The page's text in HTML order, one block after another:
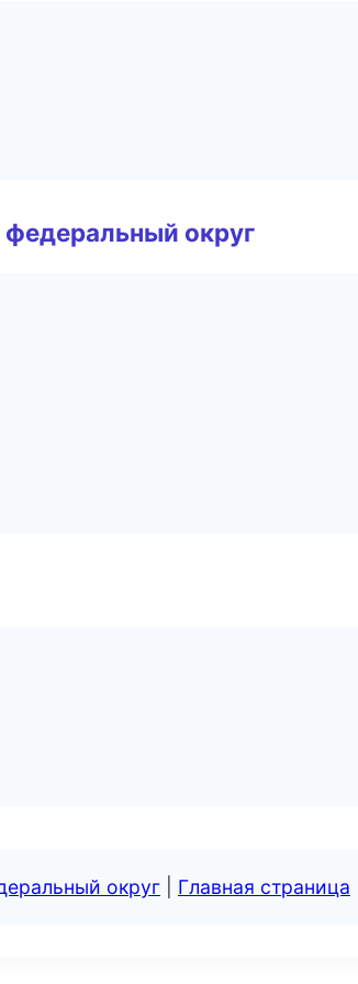
округ
округ Главная страница